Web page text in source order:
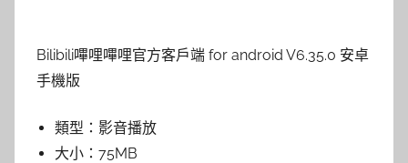
Bilibili嗶哩嗶哩官方客戶端 for android V6.35.0 安卓
手機版
類型： 影音播放
大小： 75MB